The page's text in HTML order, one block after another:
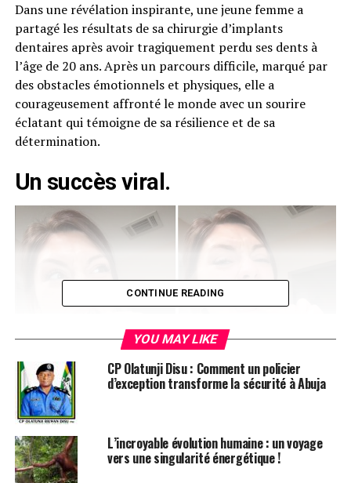
Dans une révélation inspirante, une jeune femme a
partagé les résultats de sa chirurgie d’implants
dentaires après avoir tragiquement perdu ses dents à
l’âge de 20 ans. Après un parcours difficile, marqué par
des obstacles émotionnels et physiques, elle a
courageusement affronté le monde avec un sourire
éclatant qui témoigne de sa résilience et de sa
détermination.
Un succès viral.
CONTINUE READING
YOU MAY LIKE
CP Olatunji Disu : Comment un policier
d’exception transforme la sécurité à Abuja
L’incroyable évolution humaine : un voyage
vers une singularité énergétique !